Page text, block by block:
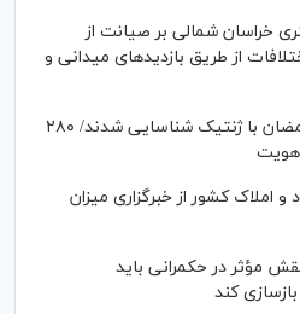
خراسان شمالی بر صیانت از
از طریق بازدید‌های میدانی و
۴۰ درصد شهدای جنگ رمضان با ژنتیک شناسایی شدند/ ۲۸۰
هویت
املاک کشور از خبرگزاری میزان
مؤثر در حکمرانی باید
کند